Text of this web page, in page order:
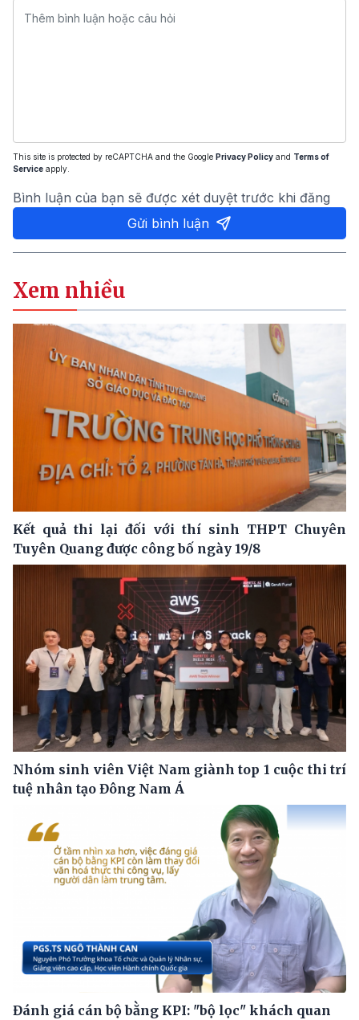
This site is protected by reCAPTCHA and the Google Privacy Policy and Terms of
Service apply.
Bình luận của bạn sẽ được xét duyệt trước khi đăng
Gửi bình luận
Xem nhiều
Kết quả thi lại đối với thí sinh THPT Chuyên
Tuyên Quang được công bố ngày 19/8
Nhóm sinh viên Việt Nam giành top 1 cuộc thi trí
tuệ nhân tạo Đông Nam Á
Đánh giá cán bộ bằng KPI: "bộ lọc" khách quan